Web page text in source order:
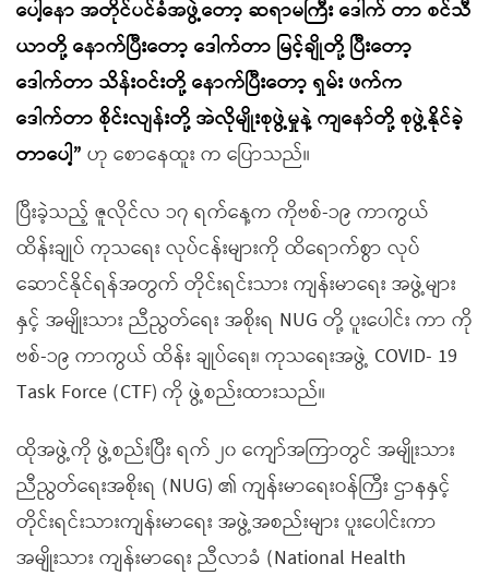
ပေါ့နော အတိုင်ပင်ခံအဖွဲ့တော့ ဆရာမကြီး ဒေါက် တာ စင်သီ
ယာတို့ နောက်ပြီးတော့ ဒေါက်တာ မြင့်ချိုတို့ ပြီးတော့
ဒေါက်တာ သိန်းဝင်းတို့ နောက်ပြီးတော့ ရှမ်း ဖက်က
ဒေါက်တာ စိုင်းလျန်းတို့ အဲလိုမျိုးစုဖွဲ့မှုနဲ့ ကျနော်တို့ စုဖွဲ့နိုင်ခဲ့
တာပေါ့” ဟု စောနေထူး က ပြောသည်။
ပြီးခဲ့သည့် ဇူလိုင်လ ၁၇ ရက်နေ့က ကိုဗစ်-၁၉ ကာကွယ်
ထိန်းချုပ် ကုသရေး လုပ်ငန်းများကို ထိရောက်စွာ လုပ်
ဆောင်နိုင်ရန်အတွက် တိုင်းရင်းသား ကျန်းမာရေး အဖွဲ့များ
နှင့် အမျိုးသား ညီညွတ်ရေး အစိုးရ NUG တို့ ပူးပေါင်း ကာ ကို
ဗစ်-၁၉ ကာကွယ် ထိန်း ချုပ်ရေး၊ ကုသရေးအဖွဲ့ COVID- 19
Task Force (CTF) ကို ဖွဲ့စည်းထားသည်။
ထိုအဖွဲ့ကို ဖွဲ့စည်းပြီး ရက် ၂၀ ကျော်အကြာတွင် အမျိုးသား
ညီညွတ်ရေးအစိုးရ (NUG) ၏ ကျန်းမာရေးဝန်ကြီး ဌာနနှင့်
တိုင်းရင်းသားကျန်းမာရေး အဖွဲ့အစည်းများ ပူးပေါင်းကာ
အမျိုးသား ကျန်းမာရေး ညီလာခံ (National Health